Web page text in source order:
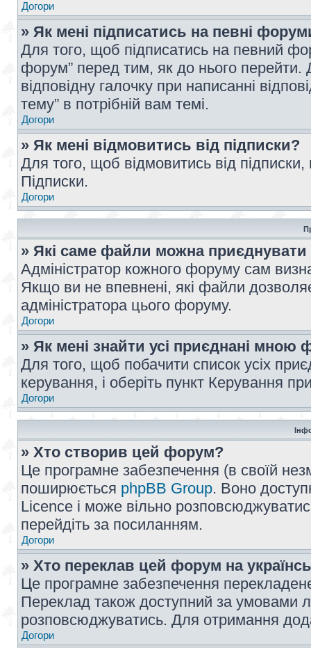
Догори
» Як мені підписатись на певні
Для того, щоб підписатись на певний
форум” перед тим, як до нього перейти.
відповідну галочку при написанні
тему” в потрібній вам темі.
Догори
» Як мені відмовитись від підписки?
Для того, щоб відмовитись від
Підписки.
Догори
» Які саме файли можна
Адміністратор кожного форуму сам
Якщо ви не впевнені, які файли
адміністратора цього форуму.
Догори
» Як мені знайти усі приєднані мною
Для того, щоб побачити список усіх
керування, і оберіть пункт Керування
Догори
» Хто створив цей форум?
Це програмне забезпечення (в своїй
поширюється phpBB Group. Воно
Licence і може вільно
перейдіть за посиланням.
Догори
» Хто переклав цей форум на
Це програмне забезпечення
Переклад також доступний за умовами
розповсюджуватись. Для отримання
Догори